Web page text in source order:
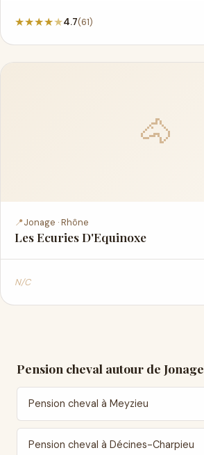
★★★★★4.7(61)
🐴
📍Jonage · Rhône
Les Ecuries D'Equinoxe
N/C
Pension cheval autour de Jonage
Pension cheval à Meyzieu
Pension cheval à Décines-Charpieu